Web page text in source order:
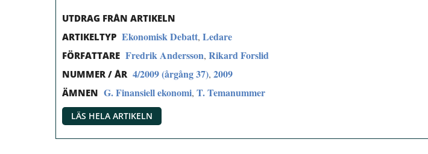
UTDRAG FRÅN ARTIKELN
ARTIKELTYP Ekonomisk Debatt, Ledare
FÖRFATTARE Fredrik Andersson, Rikard Forslid
NUMMER / ÅR 4/2009 (årgång 37), 2009
ÄMNEN G. Finansiell ekonomi, T. Temanummer
LÄS HELA ARTIKELN